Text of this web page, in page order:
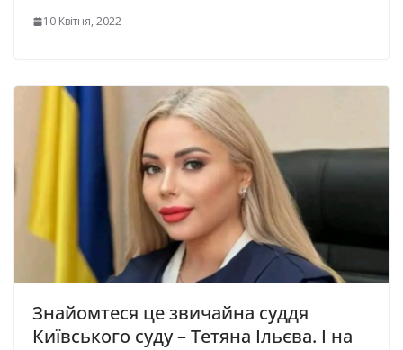
10 Квітня, 2022
Знайомтеся це звичайна суддя
Київського суду – Тетяна Ільєва. І на